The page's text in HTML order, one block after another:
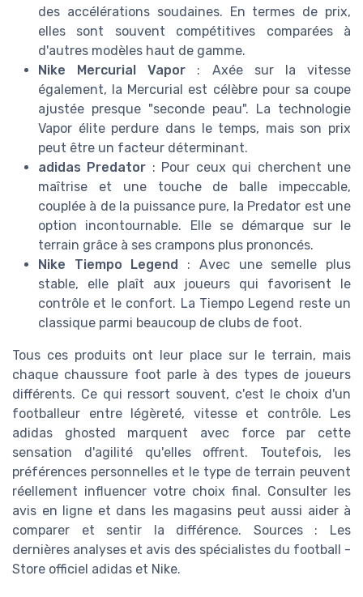
des accélérations soudaines. En termes de prix,
elles sont souvent compétitives comparées à
d'autres modèles haut de gamme.
Nike Mercurial Vapor : Axée sur la vitesse
également, la Mercurial est célèbre pour sa coupe
ajustée presque "seconde peau". La technologie
Vapor élite perdure dans le temps, mais son prix
peut être un facteur déterminant.
adidas Predator : Pour ceux qui cherchent une
maîtrise et une touche de balle impeccable,
couplée à de la puissance pure, la Predator est une
option incontournable. Elle se démarque sur le
terrain grâce à ses crampons plus prononcés.
Nike Tiempo Legend : Avec une semelle plus
stable, elle plaît aux joueurs qui favorisent le
contrôle et le confort. La Tiempo Legend reste un
classique parmi beaucoup de clubs de foot.
Tous ces produits ont leur place sur le terrain, mais
chaque chaussure foot parle à des types de joueurs
différents. Ce qui ressort souvent, c'est le choix d'un
footballeur entre légèreté, vitesse et contrôle. Les
adidas ghosted marquent avec force par cette
sensation d'agilité qu'elles offrent. Toutefois, les
préférences personnelles et le type de terrain peuvent
réellement influencer votre choix final. Consulter les
avis en ligne et dans les magasins peut aussi aider à
comparer et sentir la différence. Sources : Les
dernières analyses et avis des spécialistes du football -
Store officiel adidas et Nike.
Recevez les dernières actualités de
Chaussure de foot
➔ Je m'inscris
*En remplissant ce formulaire, j’accepte d’être
contacté(e) à des fins commerciales par Chaussure de
foot et ses partenaires.